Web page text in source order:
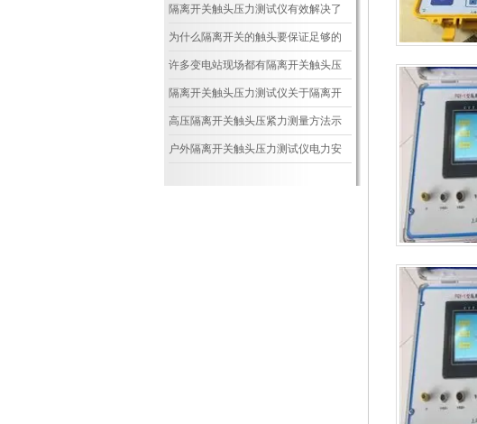
指南
头压力测试仪了
隔离开关触头压力测试仪有效解决了
测量触指压力的一大难题
为什么隔离开关的触头要保证足够的
接触压力
许多变电站现场都有隔离开关触头压
力测试仪的身影
隔离开关触头压力测试仪关于隔离开
关的一些建议
高压隔离开关触头压紧力测量方法示
意图
户外隔离开关触头压力测试仪电力安